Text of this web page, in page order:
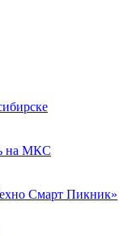
на МКС
Смарт Пикник»